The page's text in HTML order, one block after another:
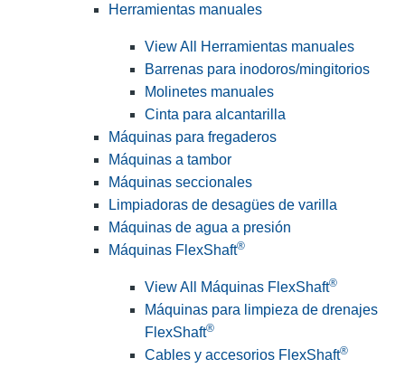
Herramientas manuales
View All Herramientas manuales
Barrenas para inodoros/mingitorios
Molinetes manuales
Cinta para alcantarilla
Máquinas para fregaderos
Máquinas a tambor
Máquinas seccionales
Limpiadoras de desagües de varilla
Máquinas de agua a presión
Máquinas FlexShaft®
View All Máquinas FlexShaft®
Máquinas para limpieza de drenajes
FlexShaft®
Cables y accesorios FlexShaft®